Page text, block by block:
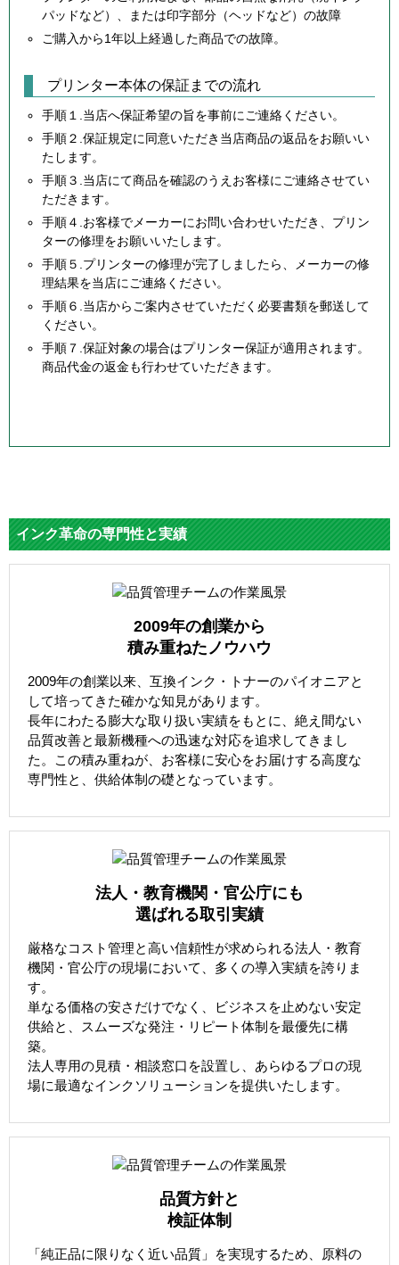
パッドなど）、または印字部分（ヘッドなど）の故障
ご購入から1年以上経過した商品での故障。
プリンター本体の保証までの流れ
手順１.当店へ保証希望の旨を事前にご連絡ください。
手順２.保証規定に同意いただき当店商品の返品をお願いい
たします。
手順３.当店にて商品を確認のうえお客様にご連絡させてい
ただきます。
手順４.お客様でメーカーにお問い合わせいただき、プリン
ターの修理をお願いいたします。
手順５.プリンターの修理が完了しましたら、メーカーの修
理結果を当店にご連絡ください。
手順６.当店からご案内させていただく必要書類を郵送して
ください。
手順７.保証対象の場合はプリンター保証が適用されます。
商品代金の返金も行わせていただきます。
インク革命の専門性と実績
2009年の創業から
積み重ねたノウハウ
2009年の創業以来、互換インク・トナーのパイオニアと
して培ってきた確かな知見があります。
長年にわたる膨大な取り扱い実績をもとに、絶え間ない
品質改善と最新機種への迅速な対応を追求してきまし
た。この積み重ねが、お客様に安心をお届けする高度な
専門性と、供給体制の礎となっています。
法人・教育機関・官公庁にも
選ばれる取引実績
厳格なコスト管理と高い信頼性が求められる法人・教育
機関・官公庁の現場において、多くの導入実績を誇りま
す。
単なる価格の安さだけでなく、ビジネスを止めない安定
供給と、スムーズな発注・リピート体制を最優先に構
築。
法人専用の見積・相談窓口を設置し、あらゆるプロの現
場に最適なインクソリューションを提供いたします。
品質方針と
検証体制
「純正品に限りなく近い品質」を実現するため、原料の